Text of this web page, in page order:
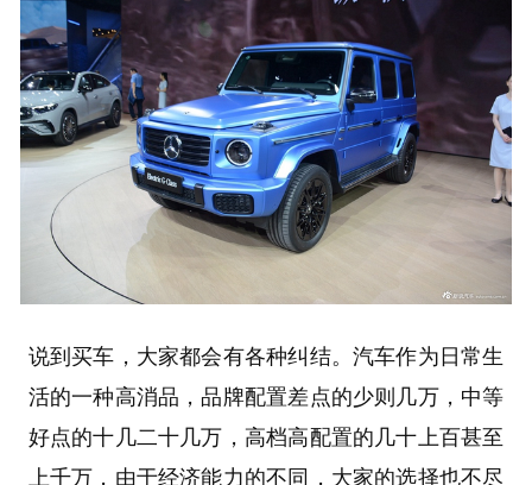
说到买车，大家都会有各种纠结。汽车作为日常生
活的一种高消品，品牌配置差点的少则几万，中等
好点的十几二十几万，高档高配置的几十上百甚至
上千万，由于经济能力的不同，大家的选择也不尽